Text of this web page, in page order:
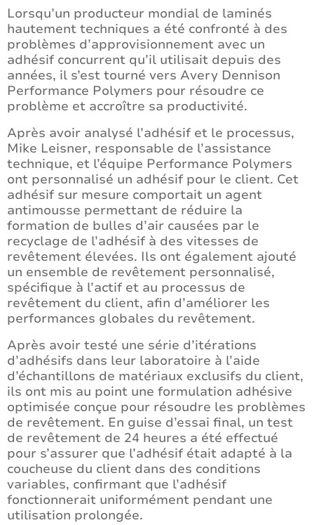
Lorsqu’un producteur mondial de laminés
hautement techniques a été confronté à des
problèmes d’approvisionnement avec un
adhésif concurrent qu’il utilisait depuis des
années, il s’est tourné vers Avery Dennison
Performance Polymers pour résoudre ce
problème et accroître sa productivité.
Après avoir analysé l’adhésif et le processus,
Mike Leisner, responsable de l’assistance
technique, et l’équipe Performance Polymers
ont personnalisé un adhésif pour le client. Cet
adhésif sur mesure comportait un agent
antimousse permettant de réduire la
formation de bulles d’air causées par le
recyclage de l’adhésif à des vitesses de
revêtement élevées. Ils ont également ajouté
un ensemble de revêtement personnalisé,
spécifique à l’actif et au processus de
revêtement du client, afin d’améliorer les
performances globales du revêtement.
Après avoir testé une série d’itérations
d’adhésifs dans leur laboratoire à l’aide
d’échantillons de matériaux exclusifs du client,
ils ont mis au point une formulation adhésive
optimisée conçue pour résoudre les problèmes
de revêtement. En guise d’essai final, un test
de revêtement de 24 heures a été effectué
pour s’assurer que l’adhésif était adapté à la
coucheuse du client dans des conditions
variables, confirmant que l’adhésif
fonctionnerait uniformément pendant une
utilisation prolongée.